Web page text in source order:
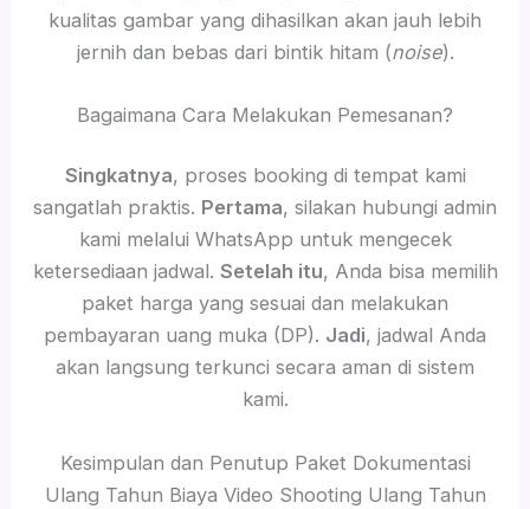
kualitas gambar yang dihasilkan akan jauh lebih
jernih dan bebas dari bintik hitam (noise).
Bagaimana Cara Melakukan Pemesanan?
Singkatnya, proses booking di tempat kami
sangatlah praktis. Pertama, silakan hubungi admin
kami melalui WhatsApp untuk mengecek
ketersediaan jadwal. Setelah itu, Anda bisa memilih
paket harga yang sesuai dan melakukan
pembayaran uang muka (DP). Jadi, jadwal Anda
akan langsung terkunci secara aman di sistem
kami.
Kesimpulan dan Penutup Paket Dokumentasi
Ulang Tahun Biaya Video Shooting Ulang Tahun